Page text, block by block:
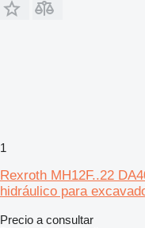
1
Rexroth MH12F..22
hidráulico para
Precio a consultar